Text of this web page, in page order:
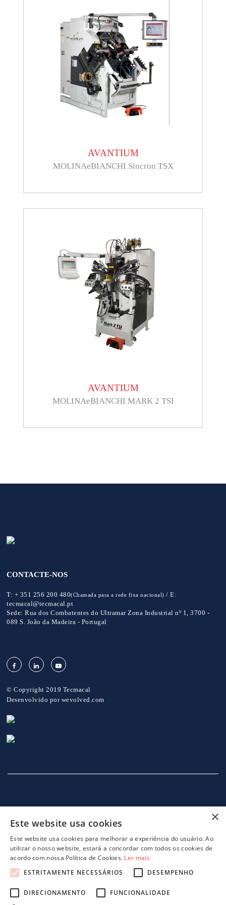
AVANTIUM
MOLINAeBIANCHI Sincron TSX
AVANTIUM
MOLINAeBIANCHI MARK 2 TSI
CONTACTE-NOS
T: + 351 256 200 480(Chamada para a rede fixa nacional) /E:
tecmacal@tecmacal.pt
Sede: Rua dos Combatentes do Ultramar Zona Industrial nº 1, 3700 -
089 S. João da Madeira - Portugal
© Copyright 2019 Tecmacal
Desenvolvido por wevolved.com
INÍCIO EMPRESA SERVIÇOS
projeto 46082 - GreenShoes 4.0 projeto 38470 - ADDITIVE.PIM
×
Este website usa cookies
Este website usa cookies para melhorar a experiência do usuário. Ao
utilizar o nosso website, estará a concordar com todos os cookies de
acordo com nossa Política de Cookies. Ler mais
ESTRITAMENTE NECESSÁRIOS
DESEMPENHO
DIRECIONAMENTO
FUNCIONALIDADE